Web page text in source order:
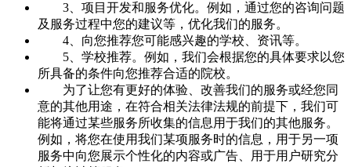
3、项目开发和服务优化。例如，通过您的咨询问题
及服务过程中您的建议等，优化我们的服务。
4、向您推荐您可能感兴趣的学校、资讯等。
5、学校推荐。例如，我们会根据您的具体要求以您
所具备的条件向您推荐合适的院校。
为了让您有更好的体验、改善我们的服务或经您同
意的其他用途，在符合相关法律法规的前提下，我们可
能将通过某些服务所收集的信息用于我们的其他服务。
例如，将您在使用我们某项服务时的信息，用于另一项
服务中向您展示个性化的内容或广告、用于用户研究分